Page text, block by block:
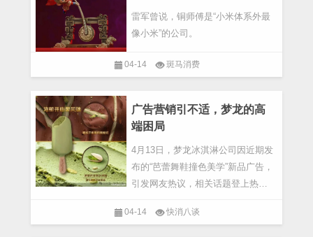
雷军曾说，铜师傅是“小米体系外最
像小米”的公司。
04-14 斑马消费
广告营销引不适，梦龙的高
端困局
4月13日，梦龙冰淇淋公司因近期发
布的“芭蕾舞鞋撞色美学”新品广告，
引发网友热议，相关话题登上热
04-14 快消八谈